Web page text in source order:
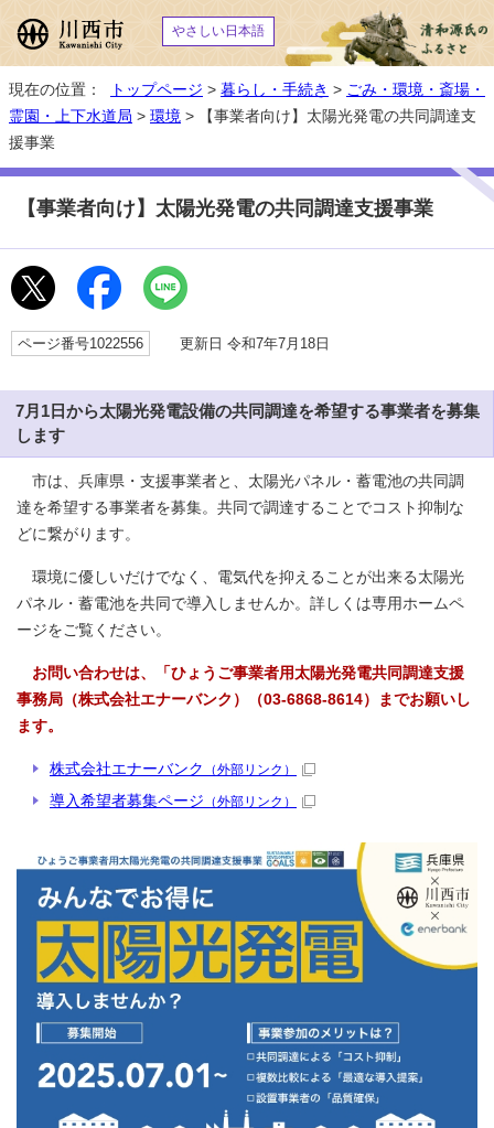
やさしい日本語
現在の位置： トップページ > 暮らし・手続き > ごみ・環境・斎場・
霊園・上下水道局 > 環境 > 【事業者向け】太陽光発電の共同調達支
援事業
【事業者向け】太陽光発電の共同調達支援事業
ページ番号1022556 更新日 令和7年7月18日
7月1日から太陽光発電設備の共同調達を希望する事業者を募集
します
市は、兵庫県・支援事業者と、太陽光パネル・蓄電池の共同調
達を希望する事業者を募集。共同で調達することでコスト抑制な
どに繋がります。
環境に優しいだけでなく、電気代を抑えることが出来る太陽光
パネル・蓄電池を共同で導入しませんか。詳しくは専用ホームペ
ージをご覧ください。
お問い合わせは、「ひょうご事業者用太陽光発電共同調達支援
事務局（株式会社エナーバンク）（03-6868-8614）までお願いし
ます。
株式会社エナーバンク （外部リンク）
導入希望者募集ページ （外部リンク）